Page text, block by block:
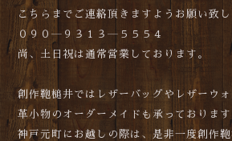
こちらまでご連絡頂きますようお願い致し
０９０―９３１３―５５５４
尚、土日祝は通常営業しております。
創作鞄槌井ではレザーバッグやレザーウォ
革小物のオーダーメイドも承っております
神戸元町にお越しの際は、是非一度創作